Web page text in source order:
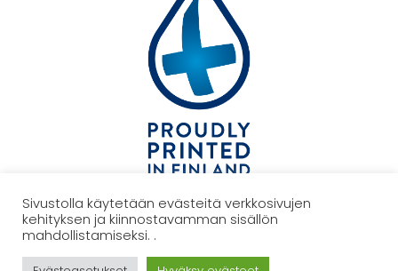
TAKAISIN YLÖS
Sivustolla käytetään evästeitä verkkosivujen
kehityksen ja kiinnostavamman sisällön
mahdollistamiseksi. .